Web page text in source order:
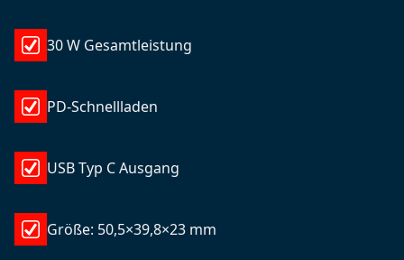
30 W Gesamtleistung
PD-Schnellladen
USB Typ C Ausgang
Größe: 50,5×39,8×23 mm